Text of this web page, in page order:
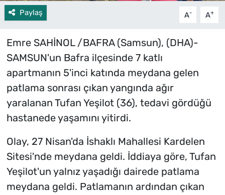
Paylaş A- A+
Emre SAHİNOL /BAFRA (Samsun), (DHA)-
SAMSUN'un Bafra ilçesinde 7 katlı
apartmanın 5'inci katında meydana gelen
patlama sonrası çıkan yangında ağır
yaralanan Tufan Yeşilot (36), tedavi gördüğü
hastanede yaşamını yitirdi.
Olay, 27 Nisan'da İshaklı Mahallesi Kardelen
Sitesi'nde meydana geldi. İddiaya göre, Tufan
Yeşilot'un yalnız yaşadığı dairede patlama
meydana geldi. Patlamanın ardından çıkan